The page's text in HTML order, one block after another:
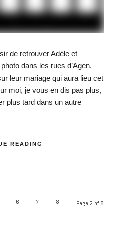
de retrouver Adèle et
dans les rues d’Agen.
leur mariage qui aura lieu cet
moi, je vous en dis pas plus,
plus tard dans un autre
READING
6 7 8 Page 2 of 8